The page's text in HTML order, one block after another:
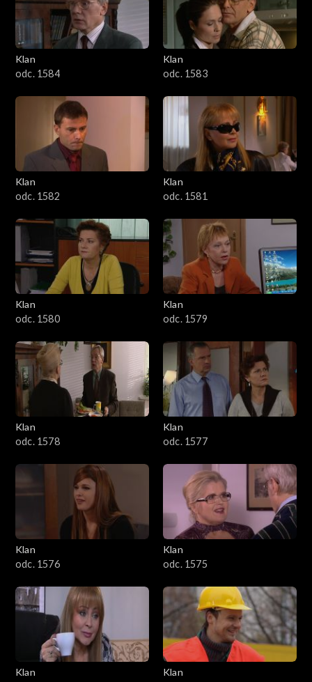
1701–1800
1601–1700
1501–1600
1401–1500
1301–1400
1201–1300
1101–1200
1001–1100
901–1000
801–900
701–800
601–700
501–600
201–300
101–200
Klan
odc. 1584
Klan
odc. 1583
Klan
odc. 1582
Klan
odc. 1581
Klan
odc. 1580
Klan
odc. 1579
Klan
odc. 1578
Klan
odc. 1577
Klan
odc. 1576
Klan
odc. 1575
Klan
Klan